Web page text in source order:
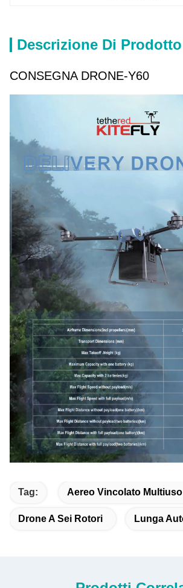
Descrizione Di Prodotto
CONSEGNA DRONE-Y60
Tag: Aereo Vincolato Multiuso
Drone A Sei Rotori Lunga